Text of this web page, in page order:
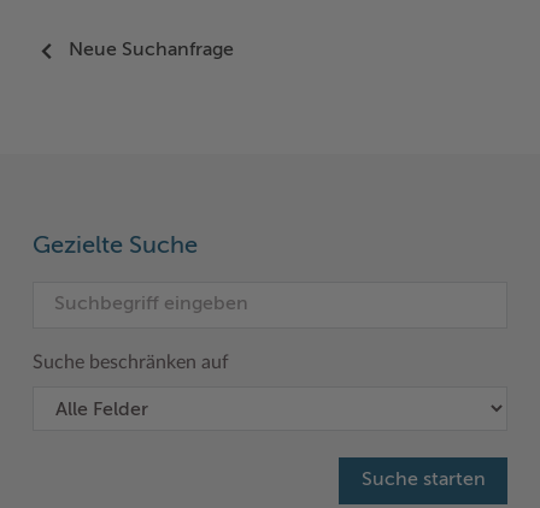
Neue Suchanfrage
Gezielte Suche
Suche beschränken auf